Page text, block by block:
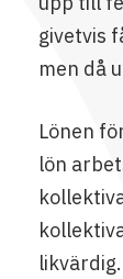
givetvis
men då
Lönen
lön